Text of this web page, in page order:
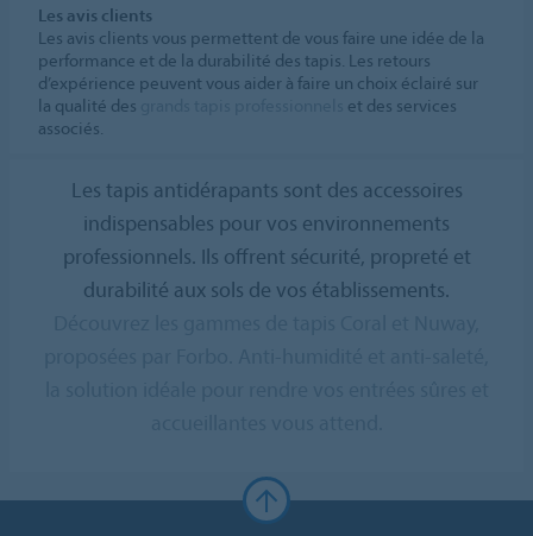
Les avis clients
Les avis clients vous permettent de vous faire une idée de la
performance et de la durabilité des tapis. Les retours
d’expérience peuvent vous aider à faire un choix éclairé sur
la qualité des
et des services
associés.
Les tapis antidérapants sont des accessoires
indispensables pour vos environnements
professionnels. Ils offrent sécurité, propreté et
durabilité aux sols de vos établissements.